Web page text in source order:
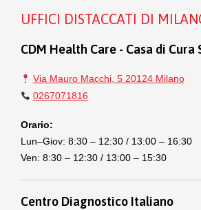
UFFICI DISTACCATI DI
CDM Health Care - Casa di Cura
Via Mauro Macchi, 5 20124 Milano
0267071816
Orario:
Lun–Giov: 8:30 – 12:30 / 13:00 – 16:30
Ven: 8:30 – 12:30 / 13:00 – 15:30
Centro Diagnostico Italiano